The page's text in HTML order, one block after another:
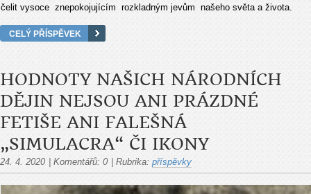
čelit vysoce znepokojujícím rozkladným jevům našeho světa a života.
CELÝ PŘÍSPĚVEK
HODNOTY NAŠICH NÁRODNÍCH
DĚJIN NEJSOU ANI PRÁZDNÉ
FETIŠE ANI FALEŠNÁ
„SIMULACRA“ ČI IKONY
24. 4. 2020 | Komentářů: 0 | Rubrika: příspěvky